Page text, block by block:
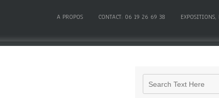
A PROPOS CONTACT: 06 19 26 69 38 EXPOSITIONS,